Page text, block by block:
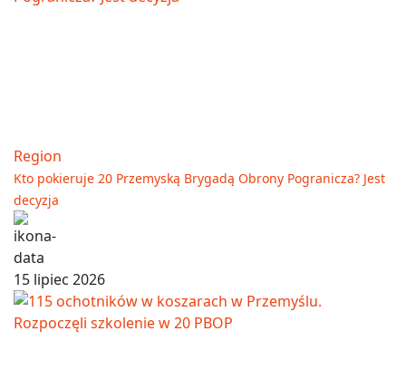
Region
Kto pokieruje 20 Przemyską Brygadą Obrony Pogranicza? Jest
decyzja
15 lipiec 2026